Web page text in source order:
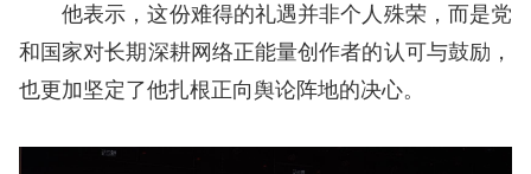
他表示，这份难得的礼遇并非个人殊荣，而是党
和国家对长期深耕网络正能量创作者的认可与鼓励，
也更加坚定了他扎根正向舆论阵地的决心。